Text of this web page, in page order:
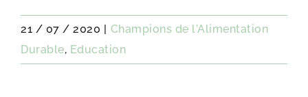
21 / 07 / 2020 | Champions de l'Alimentation
Durable, Education